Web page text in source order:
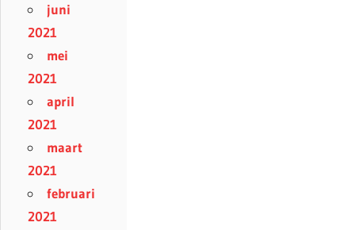
juni
2021
mei
2021
april
2021
maart
2021
februari
2021